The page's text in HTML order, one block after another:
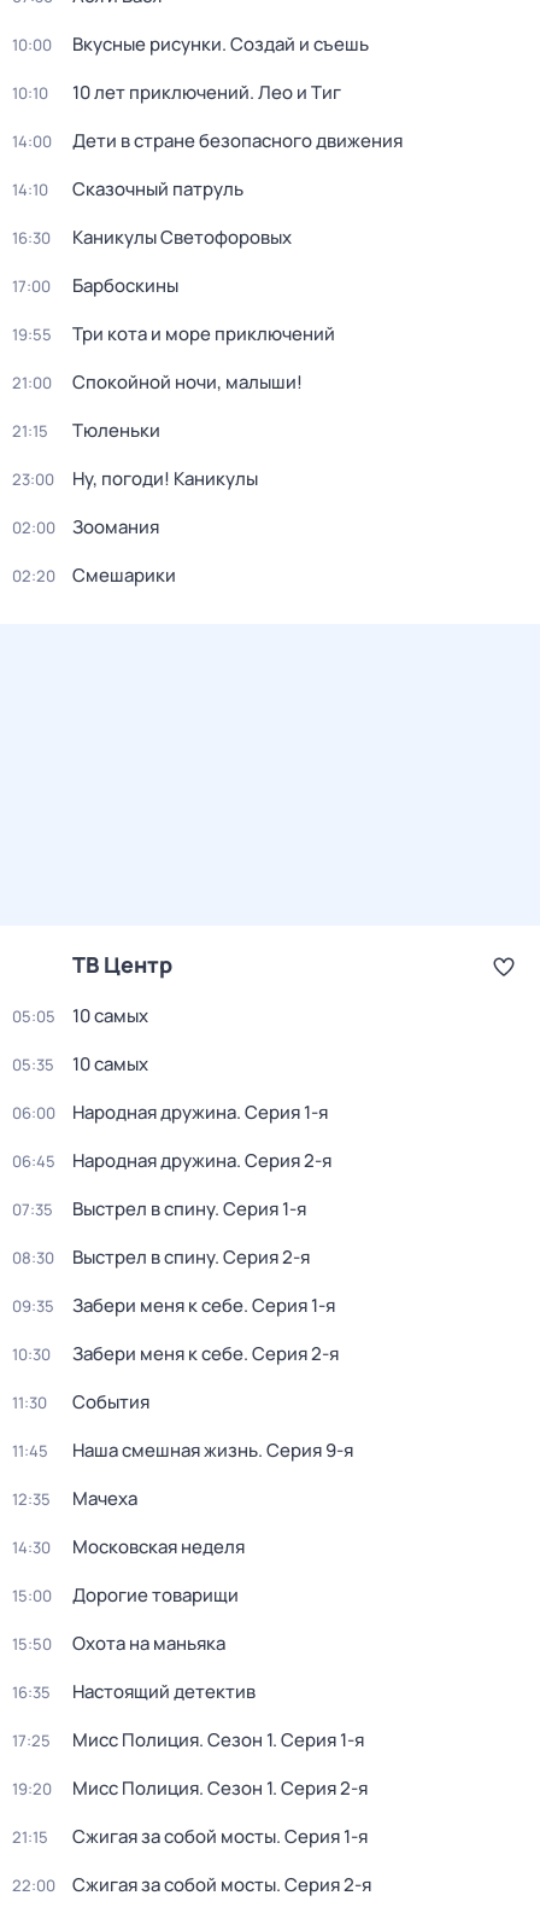
10:00 Вкусные рисунки. Создай и съешь
10:10 10 лет приключений. Лео и Тиг
14:00 Дети в стране безопасного движения
14:10 Сказочный патруль
16:30 Каникулы Светофоровых
17:00 Барбоскины
19:55 Три кота и море приключений
21:00 Спокойной ночи, малыши!
21:15 Тюленьки
23:00 Ну, погоди! Каникулы
02:00 Зоомания
02:20 Смешарики
ТВ Центр
05:05 10 самых
05:35 10 самых
06:00 Народная дружина. Серия 1-я
06:45 Народная дружина. Серия 2-я
07:35 Выстрел в спину. Серия 1-я
08:30 Выстрел в спину. Серия 2-я
09:35 Забери меня к себе. Серия 1-я
10:30 Забери меня к себе. Серия 2-я
11:30 События
11:45 Наша смешная жизнь. Серия 9-я
12:35 Мачеха
14:30 Московская неделя
15:00 Дорогие товарищи
15:50 Охота на маньяка
16:35 Настоящий детектив
17:25 Мисс Полиция. Сезон 1. Серия 1-я
19:20 Мисс Полиция. Сезон 1. Серия 2-я
21:15 Сжигая за собой мосты. Серия 1-я
22:00 Сжигая за собой мосты. Серия 2-я